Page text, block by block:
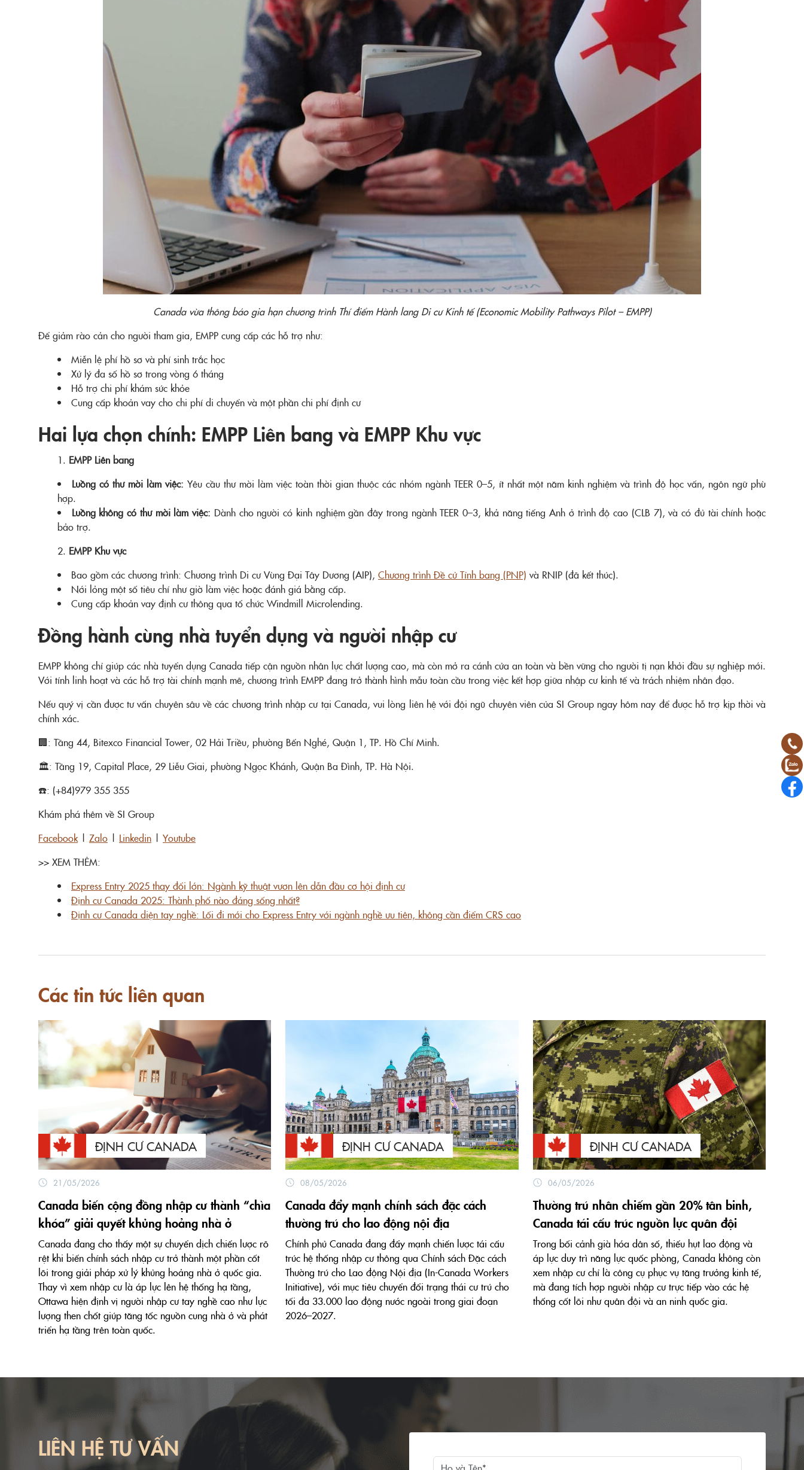
Canada vừa thông báo gia hạn chương trình Thí điểm Hành lang Di cư Kinh tế (Economic Mobility Pathways Pilot – EMPP)
Để giảm rào cản cho người tham gia, EMPP cung cấp các hỗ trợ như:
Miễn lệ phí hồ sơ và phí sinh trắc học
Xử lý đa số hồ sơ trong vòng 6 tháng
Hỗ trợ chi phí khám sức khỏe
Cung cấp khoản vay cho chi phí di chuyển và một phần chi phí định cư
Hai lựa chọn chính: EMPP Liên bang và EMPP Khu vực
EMPP Liên bang
Luồng có thư mời làm việc: Yêu cầu thư mời làm việc toàn thời gian thuộc các nhóm ngành TEER 0–5, ít nhất một năm kinh nghiệm và trình độ học vấn, ngôn ngữ phù
hợp.
Luồng không có thư mời làm việc: Dành cho người có kinh nghiệm gần đây trong ngành TEER 0–3, khả năng tiếng Anh ở trình độ cao (CLB 7), và có đủ tài chính hoặc
bảo trợ.
EMPP Khu vực
Bao gồm các chương trình: Chương trình Di cư Vùng Đại Tây Dương (AIP), Chương trình Đề cử Tỉnh bang (PNP) và RNIP (đã kết thúc).
Nới lỏng một số tiêu chí như giờ làm việc hoặc đánh giá bằng cấp.
Cung cấp khoản vay định cư thông qua tổ chức Windmill Microlending.
Đồng hành cùng nhà tuyển dụng và người nhập cư
EMPP không chỉ giúp các nhà tuyển dụng Canada tiếp cận nguồn nhân lực chất lượng cao, mà còn mở ra cánh cửa an toàn và bền vững cho người tị nạn khởi đầu sự nghiệp mới.
Với tính linh hoạt và các hỗ trợ tài chính mạnh mẽ, chương trình EMPP đang trở thành hình mẫu toàn cầu trong việc kết hợp giữa nhập cư kinh tế và trách nhiệm nhân đạo.
Nếu quý vị cần được tư vấn chuyên sâu về các chương trình nhập cư tại Canada, vui lòng liên hệ với đội ngũ chuyên viên của SI Group ngay hôm nay để được hỗ trợ kịp thời và
chính xác.
🏢: Tầng 44, Bitexco Financial Tower, 02 Hải Triều, phường Bến Nghé, Quận 1, TP. Hồ Chí Minh.
🏛️: Tầng 19, Capital Place, 29 Liễu Giai, phường Ngọc Khánh, Quận Ba Đình, TP. Hà Nội.
☎️: (+84)979 355 355
Khám phá thêm về SI Group
Facebook | Zalo | Linkedin | Youtube
>> XEM THÊM:
Express Entry 2025 thay đổi lớn: Ngành kỹ thuật vươn lên dẫn đầu cơ hội định cư
Định cư Canada 2025: Thành phố nào đáng sống nhất?
Định cư Canada diện tay nghề: Lối đi mới cho Express Entry với ngành nghề ưu tiên, không cần điểm CRS cao
Các tin tức liên quan
ĐỊNH CƯ CANADA
21/05/2026
Canada biến cộng đồng nhập cư thành “chìa
khóa” giải quyết khủng hoảng nhà ở
Canada đang cho thấy một sự chuyển dịch chiến lược rõ
rệt khi biến chính sách nhập cư trở thành một phần cốt
lõi trong giải pháp xử lý khủng hoảng nhà ở quốc gia.
Thay vì xem nhập cư là áp lực lên hệ thống hạ tầng,
Ottawa hiện định vị người nhập cư tay nghề cao như lực
lượng then chốt giúp tăng tốc nguồn cung nhà ở và phát
triển hạ tầng trên toàn quốc.
ĐỊNH CƯ CANADA
08/05/2026
Canada đẩy mạnh chính sách đặc cách
thường trú cho lao động nội địa
Chính phủ Canada đang đẩy mạnh chiến lược tái cấu
trúc hệ thống nhập cư thông qua Chính sách Đặc cách
Thường trú cho Lao động Nội địa (In-Canada Workers
Initiative), với mục tiêu chuyển đổi trạng thái cư trú cho
tối đa 33.000 lao động nước ngoài trong giai đoạn
2026–2027.
ĐỊNH CƯ CANADA
06/05/2026
Thường trú nhân chiếm gần 20% tân binh,
Canada tái cấu trúc nguồn lực quân đội
Trong bối cảnh già hóa dân số, thiếu hụt lao động và
áp lực duy trì năng lực quốc phòng, Canada không còn
xem nhập cư chỉ là công cụ phục vụ tăng trưởng kinh tế,
mà đang tích hợp người nhập cư trực tiếp vào các hệ
thống cốt lõi như quân đội và an ninh quốc gia.
LIÊN HỆ TƯ VẤN